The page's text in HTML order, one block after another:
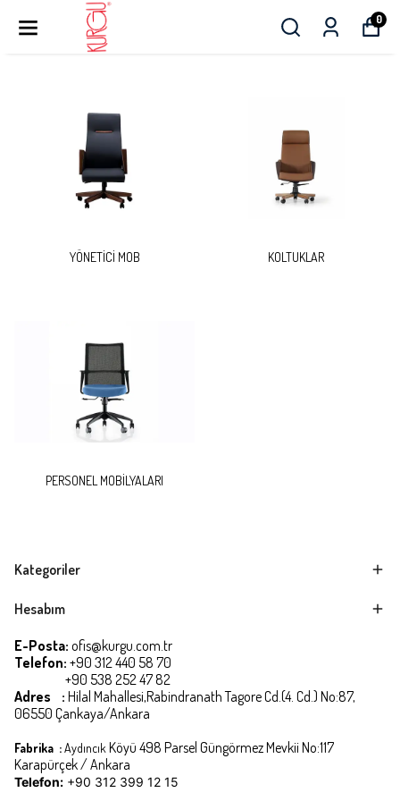
0
YÖNETİCİ MOB KOLTUKLAR
PERSONEL MOBİLYALARI
Kategoriler
Hesabım
E-Posta: ofis@kurgu.com.tr
Telefon: +90 312 440 58 70
+90 538 252 47 82
Adres : Hilal Mahallesi,Rabindranath Tagore Cd.(4. Cd.) No:87,
06550 Çankaya/Ankara
Fabrika :Aydıncık Köyü 498 Parsel Güngörmez Mevkii No:117
Karapürçek / Ankara
Telefon: +90 312 399 12 15